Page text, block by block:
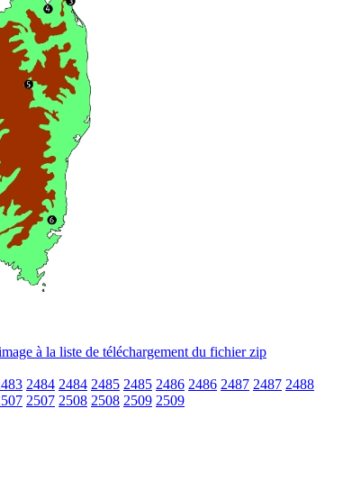
2484 2484 2485 2485 2486 2486 2487 2487 2488
2507 2508 2508 2509 2509